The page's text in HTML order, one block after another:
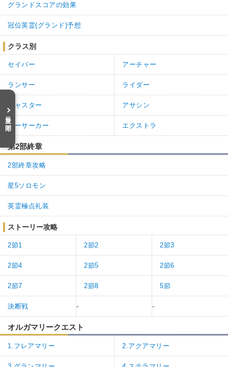
目次を開く
グランドスコアの効果
冠位英霊(グランド)予想
クラス別
セイバー アーチャー
ランサー ライダー
キャスター アサシン
バーサーカー エクストラ
第2部終章
2部終章攻略
星5ソロモン
英霊極点礼装
ストーリー攻略
2節1 2節2 2節3
2節4 2節5 2節6
2節7 2節8 5節
決断戦 - -
オルガマリークエスト
1.フレアマリー 2.アクアマリー